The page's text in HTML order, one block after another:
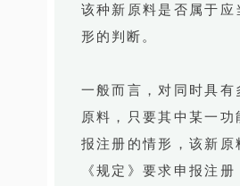
该种新原料是否属于应
形的判断。
一般而言，对同时具有
原料，只要其中某一功
报注册的情形，该新原
《规定》要求申报注